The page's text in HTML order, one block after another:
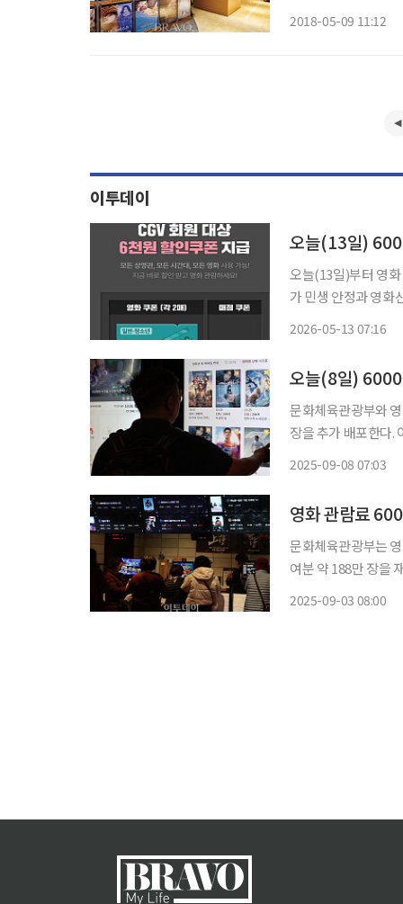
2018-05-09 11:12
이투데이
오늘(13일)
오늘(13일)부터 영
가 민생 안정과 영화
2026-05-13 07:16
오늘(8일) 6000
문화체육관광부와
장을 추가 배포한다.
2025-09-08 07:03
문화체육관광부는
여분 약 188만 장을 재배포한다. 3일 문체부에 따르면, 이번
2025-09-03 08:00